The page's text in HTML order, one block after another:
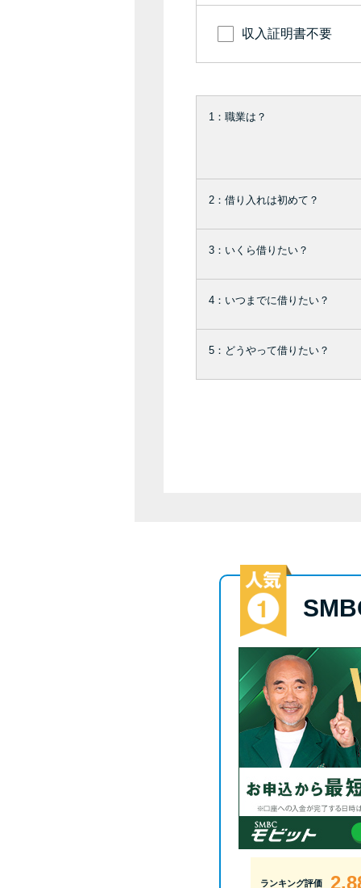
収入証明書不要
1：職業は？
2：借り入れは初めて？
3：いくら借りたい？
4：いつまでに借りたい？
5：どうやって借りたい？
ランキング評価